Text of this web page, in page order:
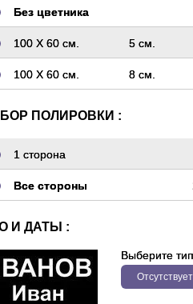
Без цветника
100 Х 60 см. 5 см.
100 Х 60 см. 8 см.
ПОЛИРОВКИ :
1 сторона
Все стороны
И ДАТЫ :
Выберите тип
Отсутствует